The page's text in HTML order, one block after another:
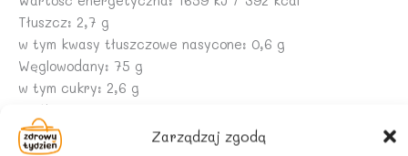
Zarządzaj zgodą
Tłuszcz: 2,7 g
w tym kwasy tłuszczowe nasycone: 0,6 g
Węglowodany: 75 g
w tym cukry: 2,6 g
Białko: 12 g
Sól: 0,03 g